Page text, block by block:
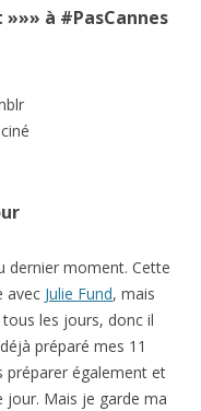
à #PasCannes
dernier moment. Cette
avec Julie Fund, mais
les jours, donc il
préparé mes 11
préparer également et
jour. Mais je garde ma